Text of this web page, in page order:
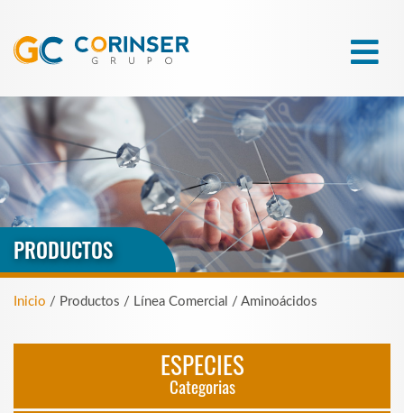
PRODUCTOS
Inicio / Productos / Línea Comercial / Aminoácidos
ESPECIES
Categorias